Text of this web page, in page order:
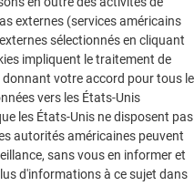
externes (services américains
sélectionnés en cliquant
impliquent le traitement de
votre accord pour tous
vers les États-Unis
les États-Unis ne disposent pas
autorités américaines peuvent
sans vous en informer et
d'informations à ce sujet dans